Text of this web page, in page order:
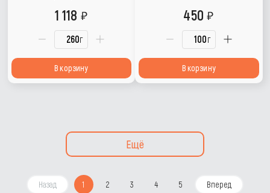
г
1 118
В корзину
г
450
В корзину
Ещё
Назад 1 2 3 4 5 Вперед